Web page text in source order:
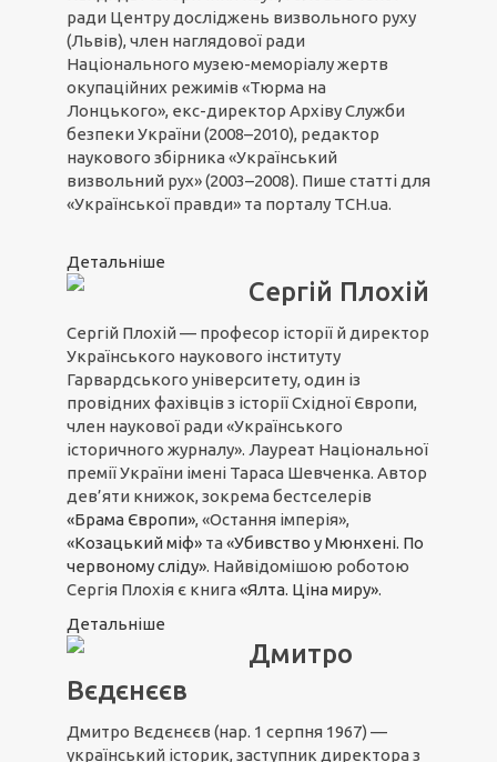
ради Центру досліджень визвольного руху
(Львів), член наглядової ради
Національного музею-меморіалу жертв
окупаційних режимів «Тюрма на
Лонцького», екс-директор Архіву Служби
безпеки України (2008–2010), редактор
наукового збірника «Український
визвольний рух» (2003–2008). Пише статті для
«Української правди» та порталу ТСН.ua.
Детальніше
Сергій Плохій
Сергій Плохій — професор історії й директор
Українського наукового інституту
Гарвардського університету, один із
провідних фахівців з історії Східної Європи,
член наукової ради «Українського
історичного журналу». Лауреат Національної
премії України імені Тараса Шевченка. Автор
дев’яти книжок, зокрема бестселерів
«Брама Європи», «Остання імперія»,
«Козацький міф» та «Убивство у Мюнхені. По
червоному сліду». Найвідомішою роботою
Сергія Плохія є книга «Ялта. Ціна миру».
Детальніше
Дмитро
Вєдєнєєв
Дмитро Вєдєнєєв (нар. 1 серпня 1967) —
український історик, заступник директора з